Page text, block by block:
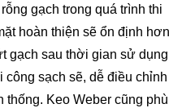
gạch trong quá trình thi
hoàn thiện sẽ ổn định
gạch sau thời gian sử
công sạch sẽ, dễ điều chỉnh
Keo Weber cũng phù